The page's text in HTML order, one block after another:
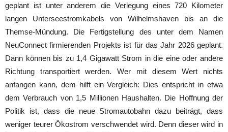
geplant ist unter anderem die Verlegung eines 720 Kilometer
langen Unterseestromkabels von Wilhelmshaven bis an die
Themse-Mündung. Die Fertigstellung des unter dem Namen
NeuConnect firmierenden Projekts ist für das Jahr 2026 geplant.
Dann können bis zu 1,4 Gigawatt Strom in die eine oder andere
Richtung transportiert werden. Wer mit diesem Wert nichts
anfangen kann, dem hilft ein Vergleich: Dies entspricht in etwa
dem Verbrauch von 1,5 Millionen Haushalten. Die Hoffnung der
Politik ist, dass die neue Stromautobahn dazu beiträgt, dass
weniger teurer Ökostrom verschwendet wird. Denn dieser wird in